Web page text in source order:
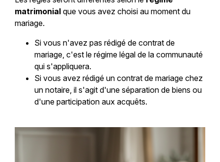
matrimonialque vous avez choisi au moment du
mariage.
Si vous n'avez pas rédigé de contrat de
mariage, c'est le régime légal de la communauté
qui s'appliquera.
Si vous avez rédigé un contrat de mariage chez
un notaire, il s'agit d'une séparation de biens ou
d'une participation aux acquêts.